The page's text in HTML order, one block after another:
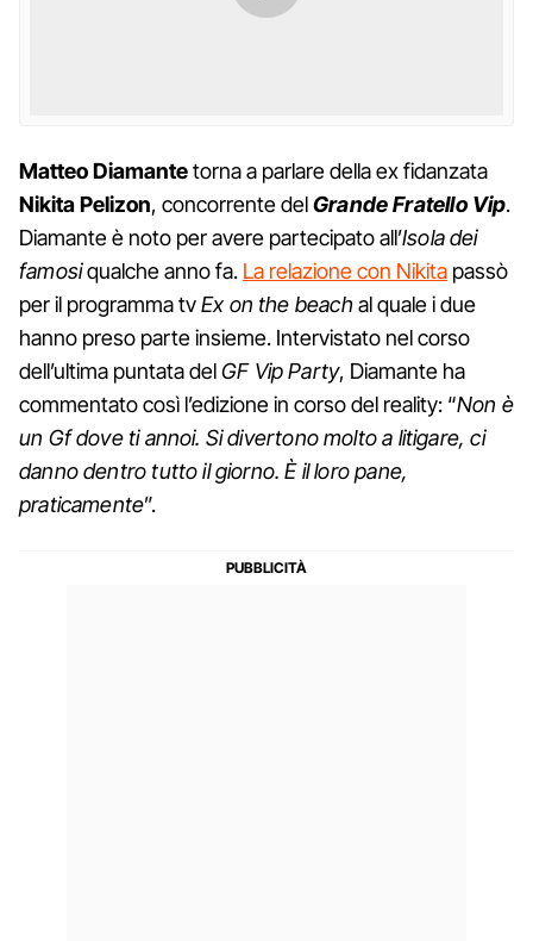
Matteo Diamantetorna a parlare della ex fidanzata
Nikita Pelizon, concorrente delGrande Fratello Vip.
Diamante è noto per avere partecipato all’Isola dei
famosiqualche anno fa. La relazione con Nikita passò
per il programma tvEx on the beachal quale i due
hanno preso parte insieme. Intervistato nel corso
dell’ultima puntata delGF Vip Party, Diamante ha
commentato così l’edizione in corso del reality: “Non è
un Gf dove ti annoi. Si divertono molto a litigare, ci
danno dentro tutto il giorno. È il loro pane,
praticamente”.